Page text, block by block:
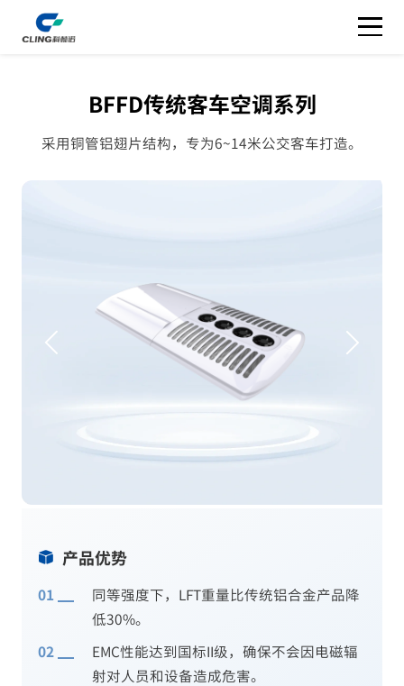
BFFD传统客车空调系列
采用铜管铝翅片结构，专为6~14米公交客车打造。
产品优势
同等强度下，LFT重量比传统铝合金产品降
低30%。
EMC性能达到国标II级，确保不会因电磁辐
射对人员和设备造成危害。